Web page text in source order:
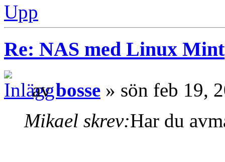
Upp
Re: NAS med Linux Mint
avbosse » sön feb 19,
Mikael skrev:Har du